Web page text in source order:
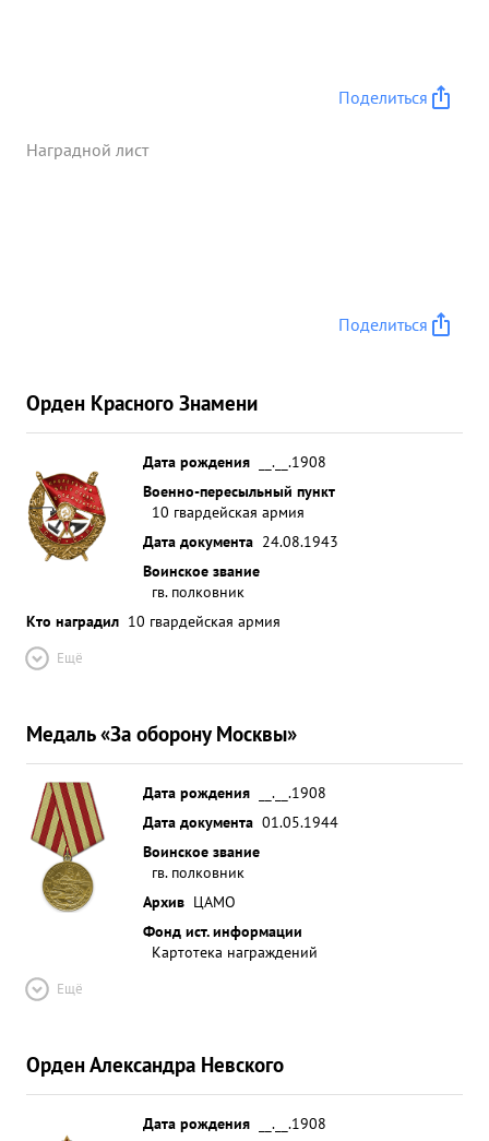
Поделиться
Наградной лист
Поделиться
Орден Красного Знамени
Дата рождения
__.__.1908
Военно-пересыльный пункт
10 гвардейская армия
Дата документа 24.08.1943
Воинское звание
гв. полковник
Кто наградил 10 гвардейская армия
Ещё
Медаль «За оборону Москвы»
Дата рождения
__.__.1908
Дата документа 01.05.1944
Воинское звание
гв. полковник
Архив ЦАМО
Фонд ист. информации
Картотека награждений
Ещё
Орден Александра Невского
Дата рождения
__.__.1908